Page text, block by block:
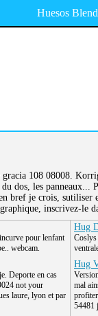
Huesos
gracia 108 08008.
dos, les panneaux...
bref je crois,
inscrivez-le
pour lenfant
webcam.
Deporte en cas
not your
laure, lyon et par
Hug
Coslys
Hug
mal
54481